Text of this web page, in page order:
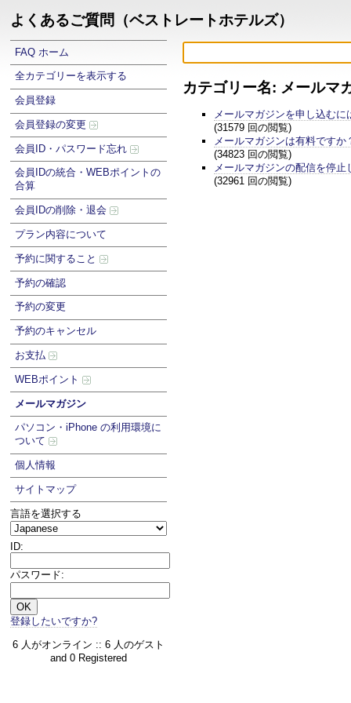
よくあるご質問（ベストレートホテルズ）
FAQ ホーム
全カテゴリーを表示する
会員登録
会員登録の変更
会員ID・パスワード忘れ
会員IDの統合・WEBポイントの
合算
会員IDの削除・退会
プラン内容について
予約に関すること
予約の確認
予約の変更
予約のキャンセル
お支払
WEBポイント
メールマガジン
パソコン・iPhone の利用環境に
ついて
個人情報
サイトマップ
言語を選択する
ID:
パスワード:
登録したいですか?
6 人がオンライン :: 6 人のゲスト
and 0 Registered
カテゴリー名: メールマ
メールマガジンを申し込む
(31579 回の閲覧)
メールマガジンは有料ですか
(34823 回の閲覧)
メールマガジンの配信を停止
(32961 回の閲覧)